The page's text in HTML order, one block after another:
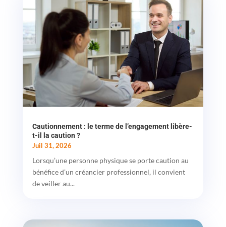
Cautionnement : le terme de l’engagement libère-
t-il la caution ?
Juil 31, 2026
Lorsqu’une personne physique se porte caution au
bénéfice d’un créancier professionnel, il convient
de veiller au...